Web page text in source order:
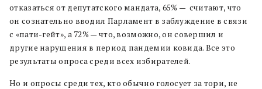
отказаться от депутатского мандата, 65% — считают, что
он сознательно вводил Парламент в заблуждение в связи
с «пати-гейт», а 72% — что, возможно, он совершил и
другие нарушения в период пандемии ковида. Все это
результаты опроса среди всех избирателей.
Но и опросы среди тех, кто обычно голосует за тори, не